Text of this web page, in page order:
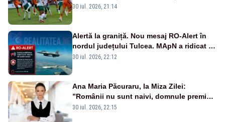
Conference League
30 iul. 2026, 21:14
Alertă la graniță. Nou mesaj RO-Alert în
nordul județului Tulcea. MApN a ridicat de
la sol două avioane F-16
30 iul. 2026, 22:12
Ana Maria Păcuraru, la Miza Zilei:
”Românii nu sunt naivi, domnule premier
Bolojan”
30 iul. 2026, 22:15